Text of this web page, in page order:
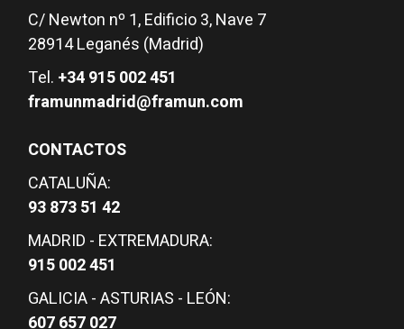
C/ Newton nº 1, Edificio 3, Nave 7
28914 Leganés (Madrid)
Tel. +34 915 002 451
framunmadrid@framun.com
CONTACTOS
CATALUÑA:
93 873 51 42
MADRID - EXTREMADURA:
915 002 451
GALICIA - ASTURIAS - LEÓN:
607 657 027